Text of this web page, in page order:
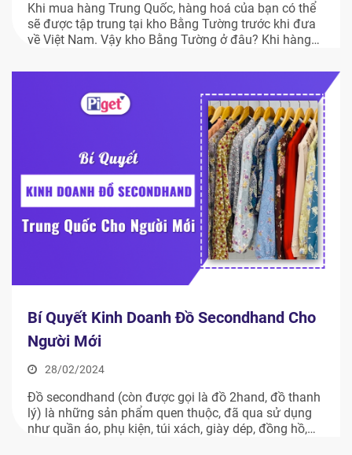
Khi mua hàng Trung Quốc, hàng hoá của bạn có thể
sẽ được tập trung tại kho Bằng Tường trước khi đưa
về Việt Nam. Vậy kho Bằng Tường ở đâu? Khi hàng
hàng từ Bằng Tường về tới Việt Nam mất bao lâu và
Bí Quyết Kinh Doanh Đồ Secondhand Cho
Người Mới
28/02/2024
Đồ secondhand (còn được gọi là đồ 2hand, đồ thanh
lý) là những sản phẩm quen thuộc, đã qua sử dụng
như quần áo, phụ kiện, túi xách, giày dép, đồng hồ,